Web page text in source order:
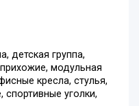
детская группа,
модульная
кресла, стулья,
уголки,